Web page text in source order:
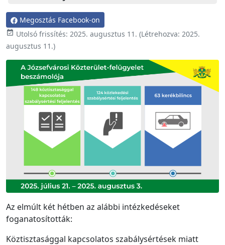
Megosztás Facebook-on
 Utolsó frissítés: 2025. augusztus 11. (Létrehozva: 2025.
augusztus 11.)
Az elmúlt két hétben az alábbi intézkedéseket
foganatosították:
Köztisztasággal kapcsolatos szabálysértések miatt